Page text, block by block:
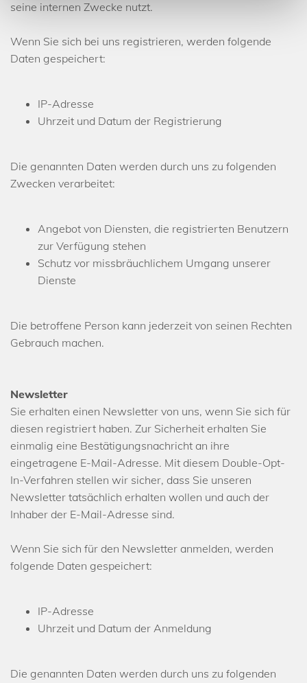
seine internen Zwecke nutzt.
Wenn Sie sich bei uns registrieren, werden folgende
Daten gespeichert:
IP-Adresse
Uhrzeit und Datum der Registrierung
Die genannten Daten werden durch uns zu folgenden
Zwecken verarbeitet:
Angebot von Diensten, die registrierten Benutzern
zur Verfügung stehen
Schutz vor missbräuchlichem Umgang unserer
Dienste
Die betroffene Person kann jederzeit von seinen Rechten
Gebrauch machen.
Newsletter
Sie erhalten einen Newsletter von uns, wenn Sie sich für
diesen registriert haben. Zur Sicherheit erhalten Sie
einmalig eine Bestätigungsnachricht an ihre
eingetragene E-Mail-Adresse. Mit diesem Double-Opt-
In-Verfahren stellen wir sicher, dass Sie unseren
Newsletter tatsächlich erhalten wollen und auch der
Inhaber der E-Mail-Adresse sind.
Wenn Sie sich für den Newsletter anmelden, werden
folgende Daten gespeichert:
IP-Adresse
Uhrzeit und Datum der Anmeldung
Die genannten Daten werden durch uns zu folgenden